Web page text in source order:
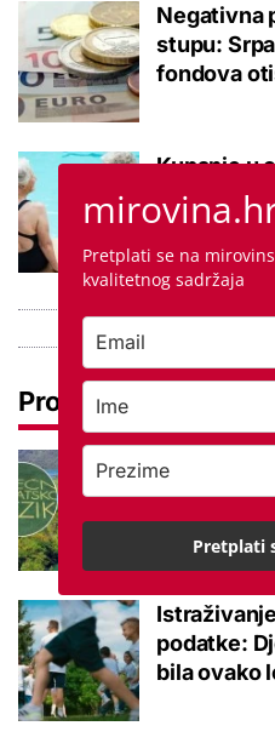
Negativna
stupu:
fondova
Kupanje u
besplatno:
ohladiti
Pročitaj još
Tokom ili
jezična
odgovor je
podatke:
bila ovako
Pretplati se na
kvalitetnog sadržaja
Pretplati